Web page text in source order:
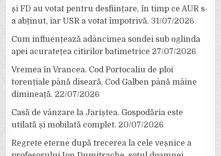
și FD au votat pentru desființare, în timp ce AUR s-
a abținut, iar USR a votat împotrivă. 31/07/2026
Cum influențează adâncimea sondei sub oglinda
apei acuratețea citirilor batimetrice 27/07/2026
Vremea în Vrancea. Cod Portocaliu de ploi
torențiale până diseară, Cod Galben până mâine
dimineață. 22/07/2026
Casă de vânzare la Jariștea. Gospodăria este
utilată și mobilată complet. 20/07/2026
Regrete eterne după trecerea la cele veșnice a